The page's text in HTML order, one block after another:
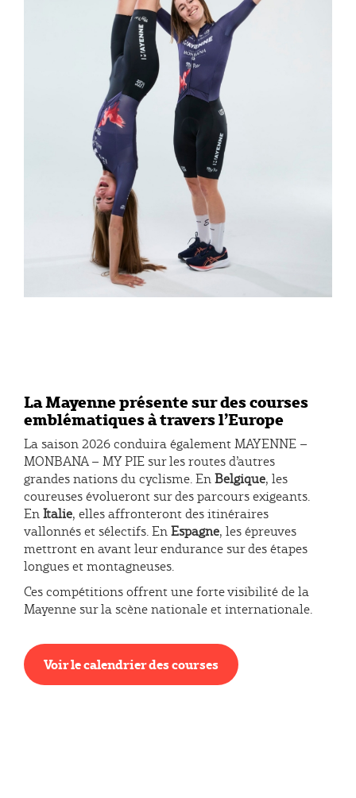
La Mayenne présente sur des courses
emblématiques à travers l’Europe
La saison 2026 conduira également MAYENNE –
MONBANA – MY PIE sur les routes d’autres
grandes nations du cyclisme. EnBelgique, les
coureuses évolueront sur des parcours exigeants.
EnItalie, elles affronteront des itinéraires
vallonnés et sélectifs. EnEspagne, les épreuves
mettront en avant leur endurance sur des étapes
longues et montagneuses.
Ces compétitions offrent une forte visibilité de la
Mayenne sur la scène nationale et internationale.
Voir le calendrier des courses